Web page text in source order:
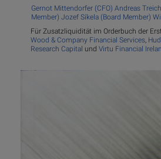
Gernot Mittendorfer (CFO) Andreas
Member) Jozef Síkela (Board Member)
Für Zusatzliquidität im Orderbuch der
Wood & Company Financial Services,
Research Capital und Virtu Financial